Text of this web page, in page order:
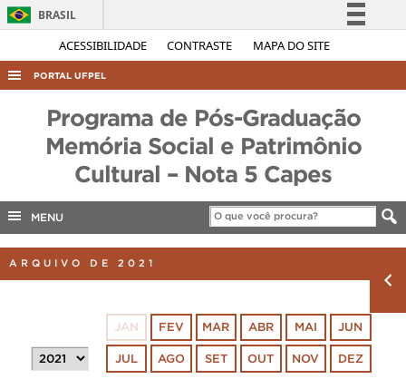
ACESSIBILIDADE CONTRASTE MAPA DO SITE
BRASIL
Simplifique!
Acesso à informação
Legislação
Canais
PORTAL UFPEL
AUDITORIA
COBALTO
INTERNACIONAL
TELEFONES
Programa de Pós-Graduação
Memória Social e Patrimônio
Cultural – Nota 5 Capes
MENU
ARQUIVO DE 2021
JAN FEV MAR ABR MAI JUN
JUL AGO SET OUT NOV DEZ